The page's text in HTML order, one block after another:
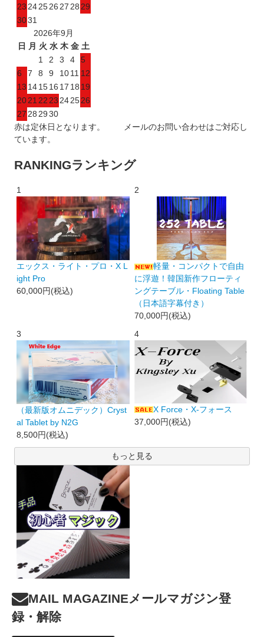
23 242526 27 28 29
3031
2026年9月
日 月 火 水 木 金 土
1
2 3 4
5
6
7 8 9 1011 12
13 141516 17 18 19
2021 22 23 242526
27 28 2930
赤は定休日となります。 メールのお問い合わせはご対応し
ています。
RANKINGランキング
1
エックス・ライト・プロ・X L
ight Pro
60,000円(税込)
2
軽量・コンパクトで自由
に浮遊！韓国新作フローティ
ングテーブル・Floating Table
（日本語字幕付き）
70,000円(税込)
3
（最新版オムニデック）Cryst
al Tablet by N2G
8,500円(税込)
4
X Force・X-フォース
37,000円(税込)
もっと見る
MAIL MAGAZINEメールマガジン登
録・解除